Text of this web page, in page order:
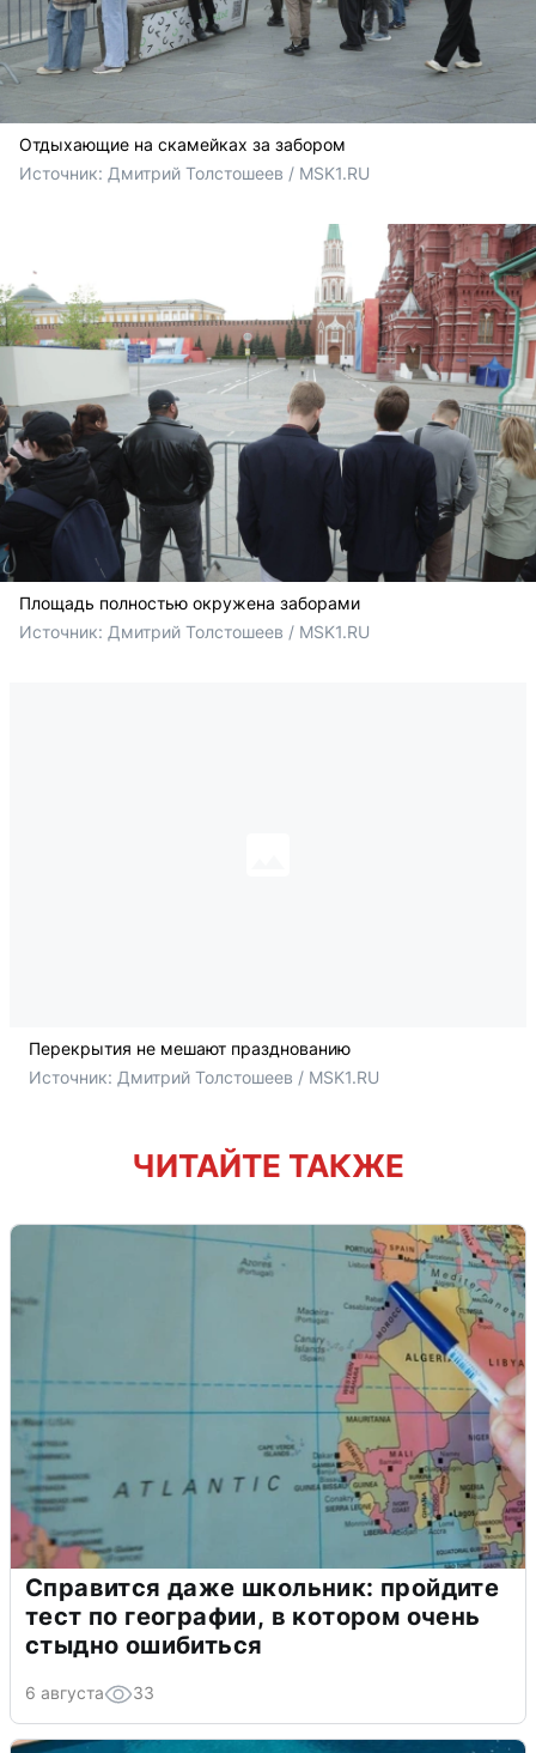
Отдыхающие на скамейках за забором
Источник: Дмитрий Толстошеев / MSK1.RU
Площадь полностью окружена заборами
Источник: Дмитрий Толстошеев / MSK1.RU
Перекрытия не мешают празднованию
Источник: Дмитрий Толстошеев / MSK1.RU
ЧИТАЙТЕ ТАКЖЕ
Справится даже школьник: пройдите
тест по географии, в котором очень
стыдно ошибиться
6 августа 33